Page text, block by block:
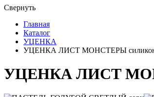
Свернуть
Главная
Каталог
УЦЕНКА
УЦЕНКА ЛИСТ МОНСТЕРЫ
УЦЕНКА ЛИСТ